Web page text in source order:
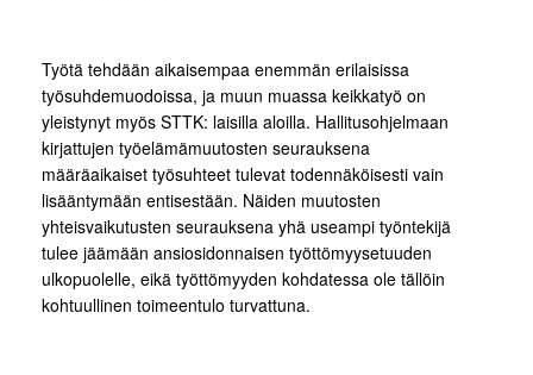
Työtä tehdään aikaisempaa enemmän erilaisissa
työsuhdemuodoissa, ja muun muassa keikkatyö on
yleistynyt myös STTK: laisilla aloilla. Hallitusohjelmaan
kirjattujen työelämämuutosten seurauksena
määräaikaiset työsuhteet tulevat todennäköisesti vain
lisääntymään entisestään. Näiden muutosten
yhteisvaikutusten seurauksena yhä useampi työntekijä
tulee jäämään ansiosidonnaisen työttömyysetuuden
ulkopuolelle, eikä työttömyyden kohdatessa ole tällöin
kohtuullinen toimeentulo turvattuna.